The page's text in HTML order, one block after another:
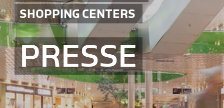
SHOPPING CENTERS
PRESSE